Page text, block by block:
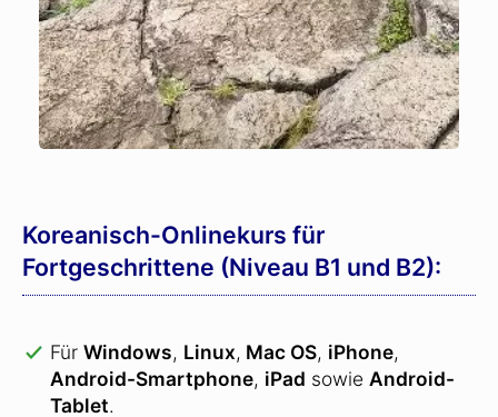
Koreanisch-Onlinekurs für
Fortgeschrittene (Niveau B1 und B2):
Für Windows, Linux, Mac OS, iPhone,
Android-Smartphone, iPad sowie Android-
Tablet.